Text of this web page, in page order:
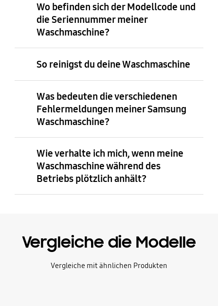
Wo befinden sich der Modellcode und
die Seriennummer meiner
Waschmaschine?
So reinigst du deine Waschmaschine
Was bedeuten die verschiedenen
Fehlermeldungen meiner Samsung
Waschmaschine?
Wie verhalte ich mich, wenn meine
Waschmaschine während des
Betriebs plötzlich anhält?
Vergleiche die Modelle
Vergleiche mit ähnlichen Produkten